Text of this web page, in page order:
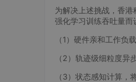
为解决上述挑战，香
强化学习训练吞吐量而
（1）硬件亲和工作负
（2）轨迹级细粒度异
（3）状态感知计算，